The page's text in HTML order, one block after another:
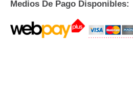
Medios De Pago Disponibles: